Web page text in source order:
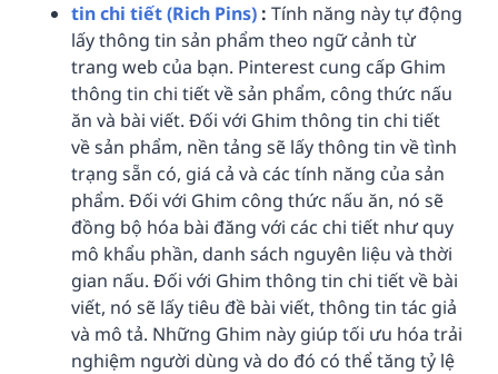
tin chi tiết (Rich Pins) : Tính năng này tự động
lấy thông tin sản phẩm theo ngữ cảnh từ
trang web của bạn. Pinterest cung cấp Ghim
thông tin chi tiết về sản phẩm, công thức nấu
ăn và bài viết. Đối với Ghim thông tin chi tiết
về sản phẩm, nền tảng sẽ lấy thông tin về tình
trạng sẵn có, giá cả và các tính năng của sản
phẩm. Đối với Ghim công thức nấu ăn, nó sẽ
đồng bộ hóa bài đăng với các chi tiết như quy
mô khẩu phần, danh sách nguyên liệu và thời
gian nấu. Đối với Ghim thông tin chi tiết về bài
viết, nó sẽ lấy tiêu đề bài viết, thông tin tác giả
và mô tả. Những Ghim này giúp tối ưu hóa trải
nghiệm người dùng và do đó có thể tăng tỷ lệ